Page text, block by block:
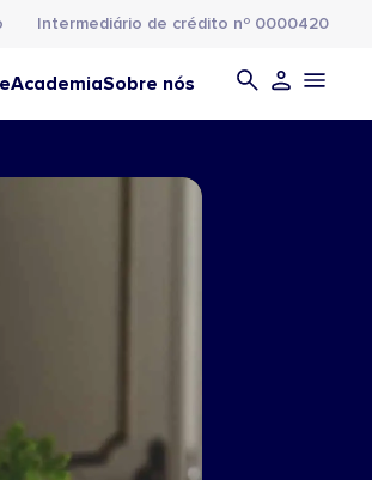
Intermediário de crédito nº 0000420
AcademiaSobre nós